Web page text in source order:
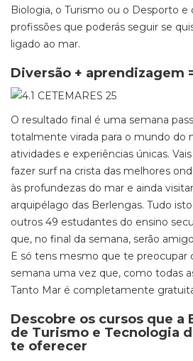
Biologia, o Turismo ou o Desporto e
profissões que poderás seguir se
ligado ao mar.
Diversão + aprendizagem
O resultado final é uma semana
totalmente virada para o mundo do
atividades e experiências únicas.
fazer surf na crista das melhores
às profundezas do mar e ainda
arquipélago das Berlengas. Tudo
outros 49 estudantes do ensino
que, no final da semana, serão
E só tens mesmo que te preocupar
semana uma vez que, como todas
Tanto Mar é completamente
Descobre os cursos que a
de Turismo e Tecnologia
te oferecer